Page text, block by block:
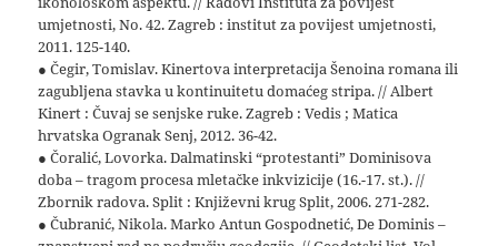
umjetnosti, No. 42. Zagreb : institut za povijest umjetnosti,
2011. 125-140.
● Čegir, Tomislav. Kinertova interpretacija Šenoina romana ili
zagubljena stavka u kontinuitetu domaćeg stripa. // Albert
Kinert : Čuvaj se senjske ruke. Zagreb : Vedis ; Matica
hrvatska Ogranak Senj, 2012. 36-42.
● Čoralić, Lovorka. Dalmatinski “protestanti” Dominisova
doba – tragom procesa mletačke inkvizicije (16.-17. st.). //
Zbornik radova. Split : Književni krug Split, 2006. 271-282.
● Čubranić, Nikola. Marko Antun Gospodnetić, De Dominis –